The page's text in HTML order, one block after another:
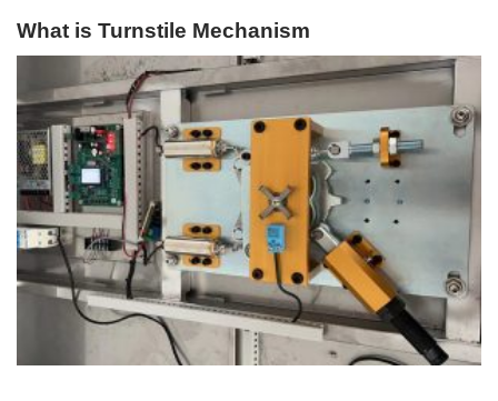
What is Turnstile Mechanism